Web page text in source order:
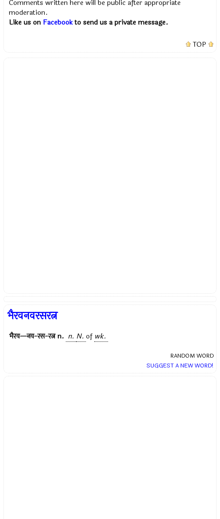
Comments written here will be public after appropriate
moderation.
Like us on Facebookto send us a private message.
TOP
भैरवनवरसरत्न
भैरव—नव-रस-रत्नn. n. N. of wk.
RANDOM WORD
SUGGEST A NEW WORD!